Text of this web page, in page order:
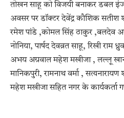
तोखन साहू को विजयी बनाकर डबल
अवसर पर डॉक्टर देवेंद्र कौशिक सतीश
रमेश पांडे ,कोमल सिंह ठाकुर ,बलदेव
नोनिया, पार्षद देवव्रत साहू, रिखी राम
अभय अग्रवाल महेश मखीजा , लल्लू
मानिकपुरी, रामनाथ वर्मा , सत्यनारायण
महेश मखीजा सहित नगर के कार्यकर्ता